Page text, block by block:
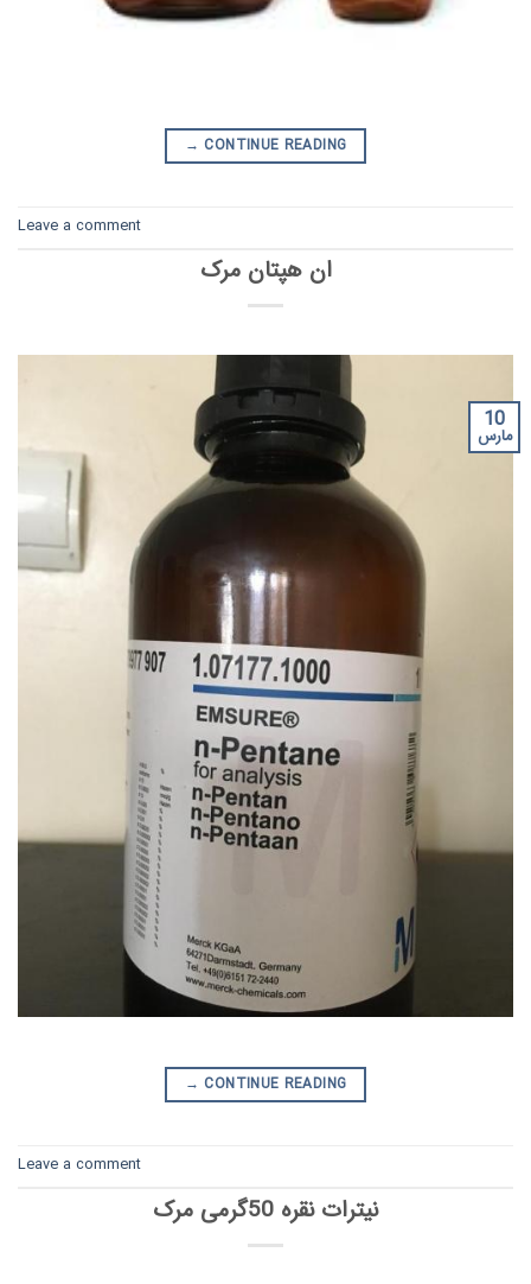
CONTINUE READING
→
Leave a comment
ان هپتان مرک
10
مارس
CONTINUE READING
→
Leave a comment
نیترات نقره 50گرمی مرک